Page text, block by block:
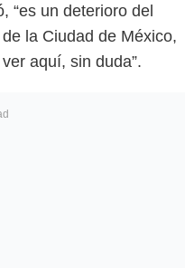
“es un deterioro del
la Ciudad de México,
aquí, sin duda”.